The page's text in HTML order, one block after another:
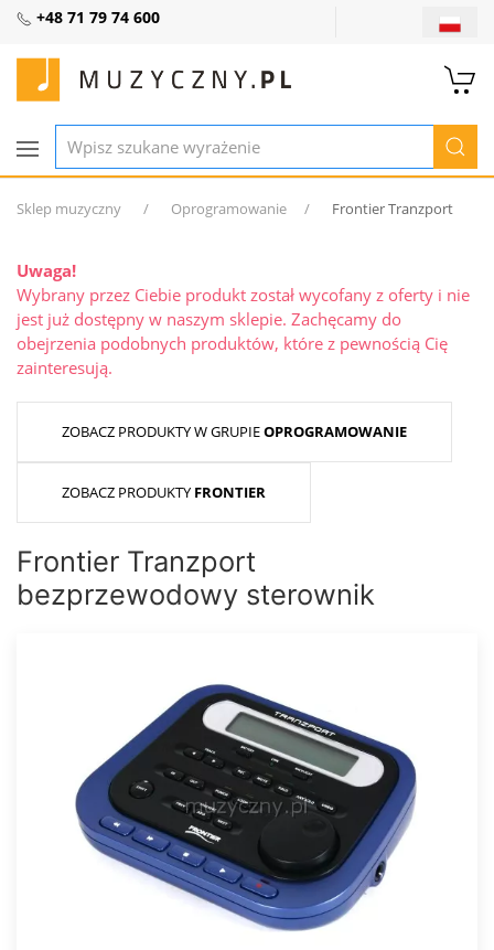
+48 71 79 74 600
Sklep muzyczny Oprogramowanie Frontier Tranzport
Uwaga!
Wybrany przez Ciebie produkt został wycofany z oferty i nie
jest już dostępny w naszym sklepie. Zachęcamy do
obejrzenia podobnych produktów, które z pewnością Cię
zainteresują.
ZOBACZ PRODUKTY W GRUPIEOPROGRAMOWANIE
ZOBACZ PRODUKTY FRONTIER
Frontier Tranzport
bezprzewodowy sterownik